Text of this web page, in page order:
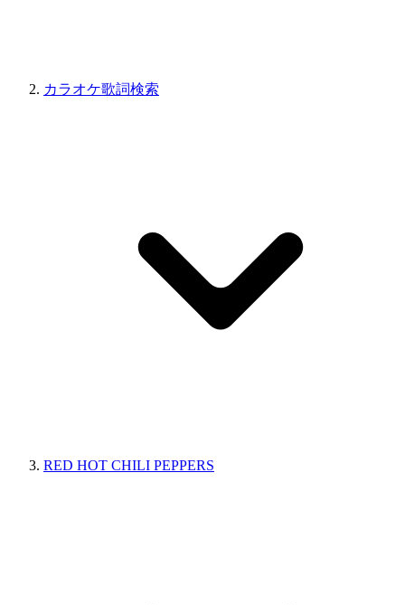
カラオケ歌詞検索
RED HOT CHILI PEPPERS